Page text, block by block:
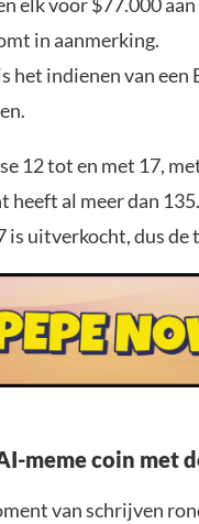
in aanmerking.
het indienen van
12 tot en met 17,
al meer dan
is uitverkocht, dus
meme coin
van schrijven